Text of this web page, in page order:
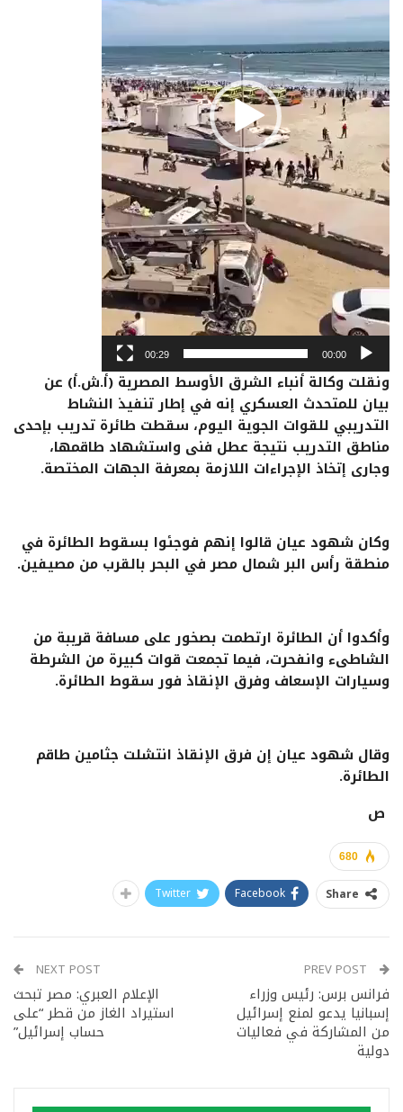
00:00
00:29
ونقلت وكالة أنباء الشرق الأوسط المصرية (أ.ش.أ) عن
بيان للمتحدث العسكري إنه في إطار تنفيذ النشاط
التدريبي للقوات الجوية اليوم، سقطت طائرة تدريب بإحدى
مناطق التدريب نتيجة عطل فنى واستشهاد طاقمها،
وجارى إتخاذ الإجراءات اللازمة بمعرفة الجهات المختصة.
وكان شهود عيان قالوا إنهم فوجئوا بسقوط الطائرة في
منطقة رأس البر شمال مصر في البحر بالقرب من مصيفين.
وأكدوا أن الطائرة ارتطمت بصخور على مسافة قريبة من
الشاطىء وانفحرت، فيما تجمعت قوات كبيرة من الشرطة
وسيارات الإسعاف وفرق الإنقاذ فور سقوط الطائرة.
وقال شهود عيان إن فرق الإنقاذ انتشلت جثامين طاقم
الطائرة.
ص
680
Share
Facebook
Twitter
فرانس برس: رئيس وزراء
إسبانيا يدعو لمنع إسرائيل
من المشاركة في فعاليات
دولية
NEXT POST
الإعلام العبري: مصر تبحث
استيراد الغاز من قطر “على
حساب إسرائيل”